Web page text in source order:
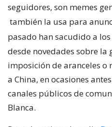
seguidores, son memes
también la usa para
pasado han sacudido a
desde novedades sobre la
imposición de aranceles o
a China, en ocasiones
canales públicos de
Blanca.